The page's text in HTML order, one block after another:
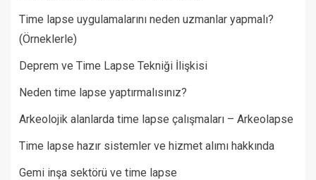
Time lapse uygulamalarını neden uzmanlar yapmalı?
(Örneklerle)
Deprem ve Time Lapse Tekniği İlişkisi
Neden time lapse yaptırmalısınız?
Arkeolojik alanlarda time lapse çalışmaları – Arkeolapse
Time lapse hazır sistemler ve hizmet alımı hakkında
Gemi inşa sektörü ve time lapse